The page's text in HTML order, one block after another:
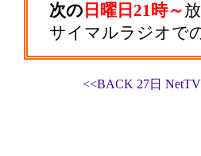
次の 日曜日21時～
サイマルラジオ
<<BACK 27日